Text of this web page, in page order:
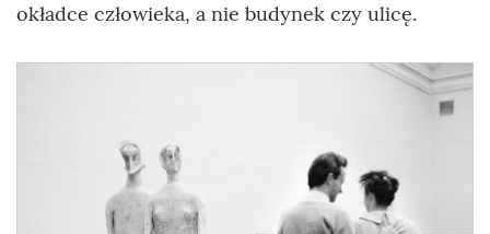
okładce człowieka, a nie budynek czy ulicę.